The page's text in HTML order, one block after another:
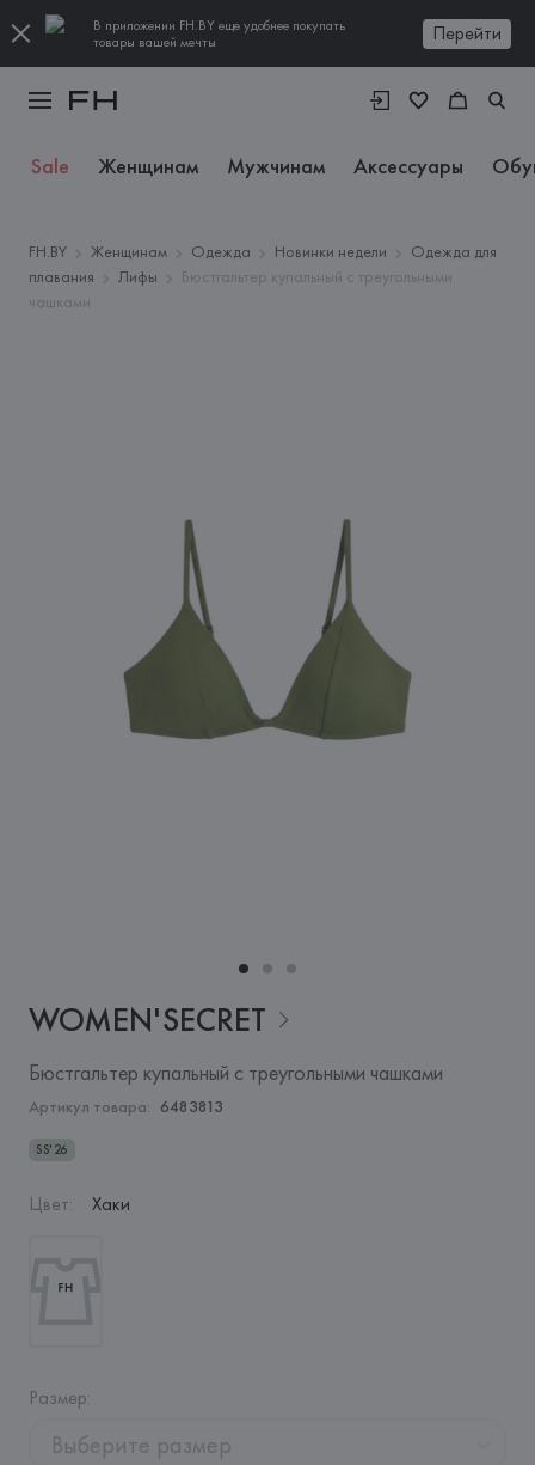
В приложении FH.BY еще удобнее покупать
товары вашей мечты
Перейти
Sale Женщинам Мужчинам Аксессуары
FH.BY Женщинам Одежда Новинки недели
Одежда для
плавания
Лифы
Бюстгальтер купальный с треугольными
чашками
WOMEN'SECRET
Бюстгальтер купальный с треугольными чашками
Артикул товара: 6483813
SS'26
Цвет: Хаки
Размер:
Выберите размер